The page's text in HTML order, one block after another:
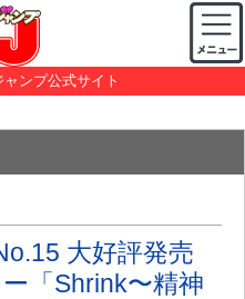
ンプ公式サイト
大好評発売
「Shrink〜精神